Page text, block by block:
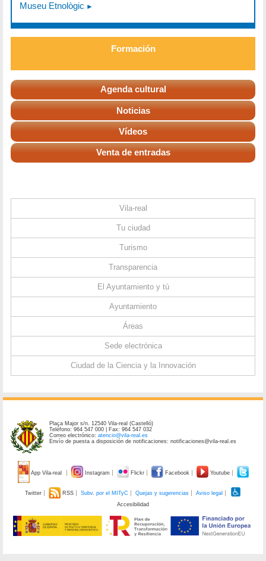
Museu Etnològic
Formación
Agenda cultural
Noticias
Vídeos
Venta de entradas
Vila-real
Tu ciudad
Turismo
Transparencia
El Ayuntamiento y tú
Ayuntamiento
Áreas
Sede electrónica
Ciudad de la Ciencia y la Innovación
Plaça Major s/n. 12540 Vila-real (Castelló)
Teléfono: 964 547 000 | Fax: 964 547 032
Correo electrónico:atencio@vila-real.es
Envío de puesta a disposición de notificaciones: notificaciones@vila-real.es
App Vila-real Instagram Flickr Facebook Youtube
Twitter RSS Subv. por el MITyC Quejas y sugerencias
Aviso legal
Accesibilidad